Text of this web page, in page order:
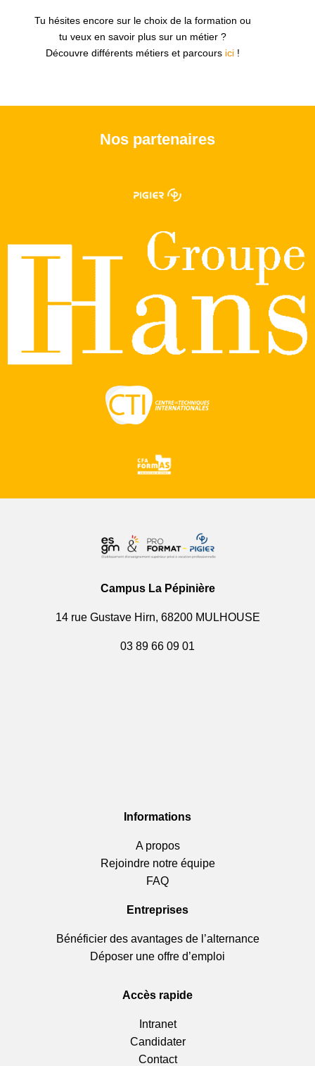
Tu hésites encore sur le choix de la formation ou
tu veux en savoir plus sur un métier ?
Découvre différents métiers et parcours ici!
Nos partenaires
Campus La Pépinière
14 rue Gustave Hirn, 68200 MULHOUSE
03 89 66 09 01
Informations
A propos
Rejoindre notre équipe
FAQ
Entreprises
Bénéficier des avantages de l’alternance
Déposer une offre d’emploi
Accès rapide
Intranet
Candidater
Contact